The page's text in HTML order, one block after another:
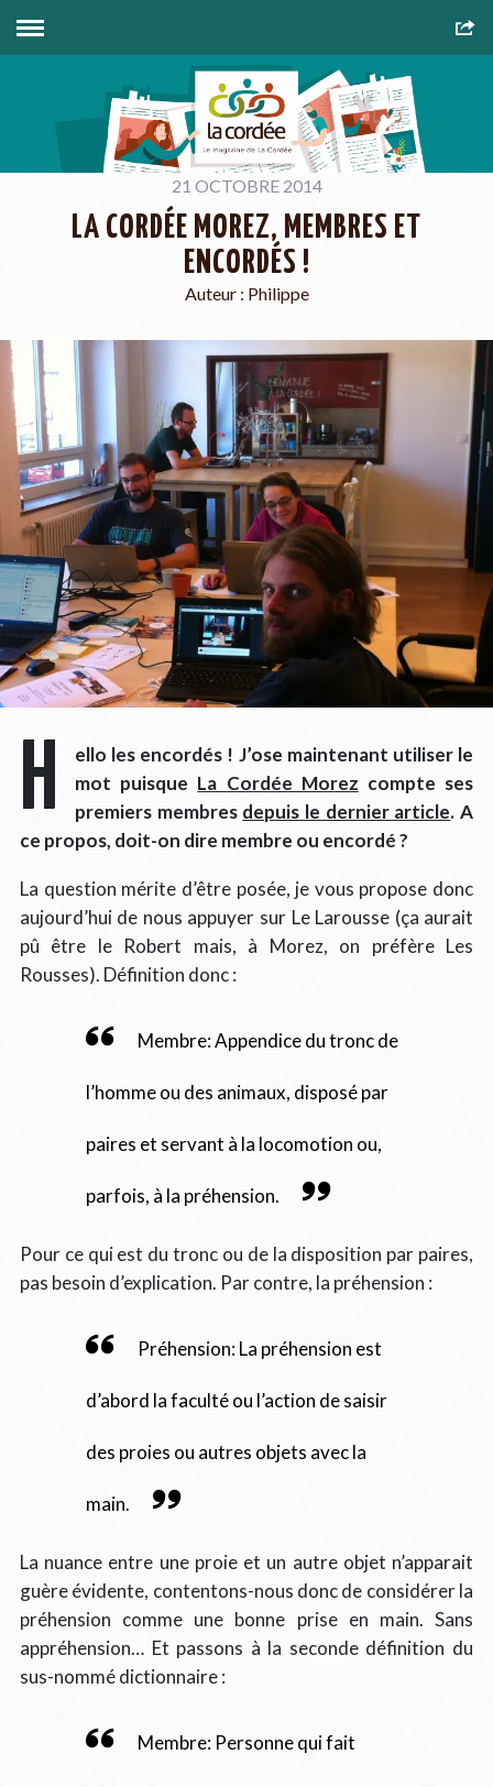
21 OCTOBRE 2014
LA CORDÉE MOREZ, MEMBRES ET
ENCORDÉS !
Auteur : Philippe
H
ello les encordés ! J’ose maintenant utiliser le
mot puisque La Cordée Morez compte ses
premiers membres depuis le dernier article. A
ce propos, doit-on dire membre ou encordé ?
La question mérite d’être posée, je vous propose donc
aujourd’hui de nous appuyer sur Le Larousse (ça aurait
pû être le Robert mais, à Morez, on préfère Les
Rousses). Définition donc :
Membre: Appendice du tronc de
l’homme ou des animaux, disposé par
paires et servant à la locomotion ou,
parfois, à la préhension.
Pour ce qui est du tronc ou de la disposition par paires,
pas besoin d’explication. Par contre, la préhension :
Préhension: La préhension est
d’abord la faculté ou l’action de saisir
des proies ou autres objets avec la
main.
La nuance entre une proie et un autre objet n’apparait
guère évidente, contentons-nous donc de considérer la
préhension comme une bonne prise en main. Sans
appréhension… Et passons à la seconde définition du
sus-nommé dictionnaire :
Membre: Personne qui fait